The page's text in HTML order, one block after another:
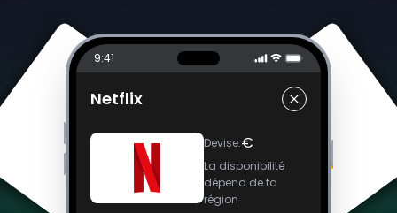
9:41
Netflix
Devise:€
La disponibilité
dépend de ta
région